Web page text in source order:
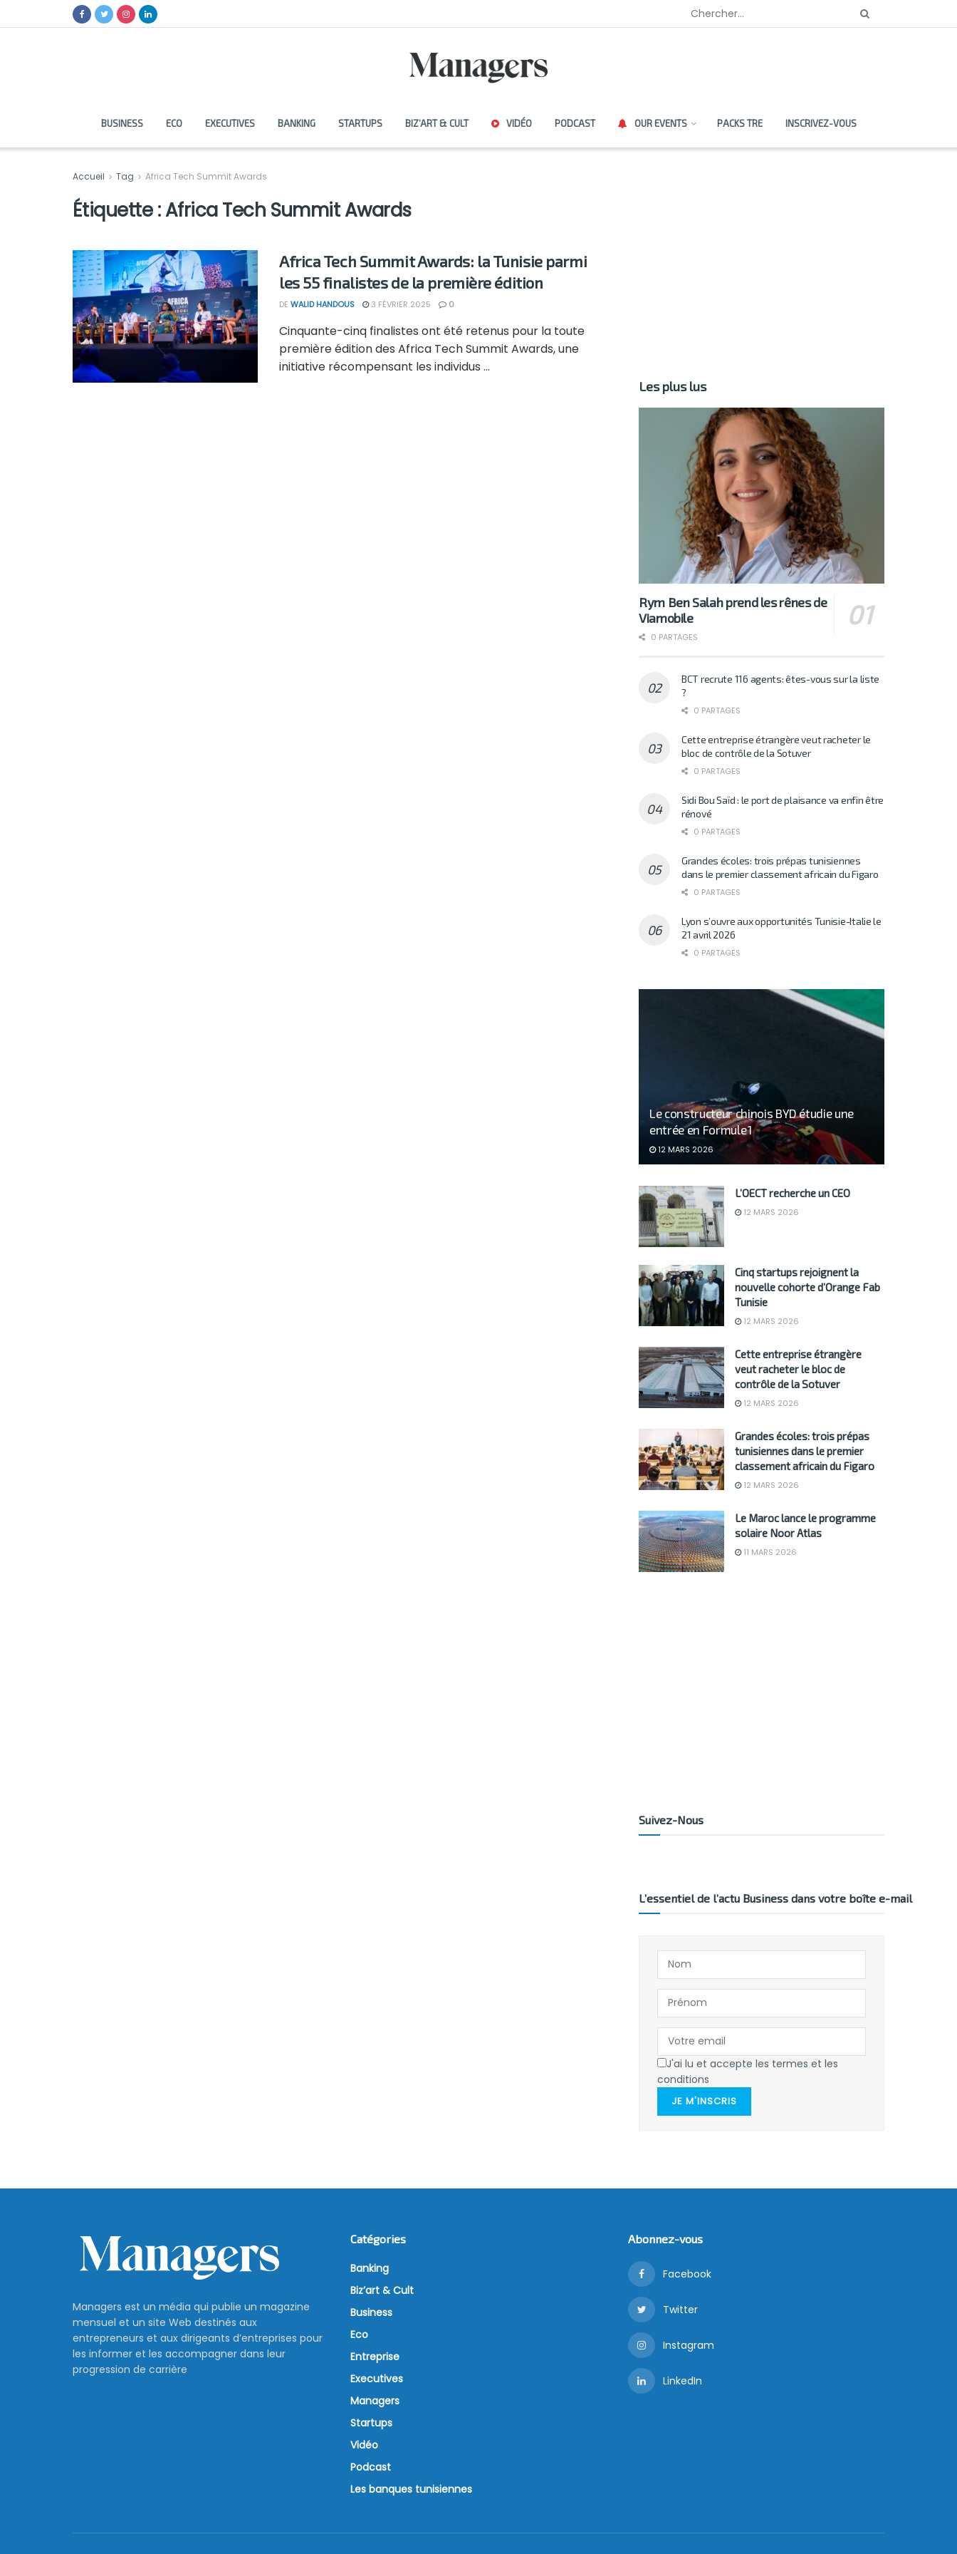
BUSINESS ECO EXECUTIVES BANKING STARTUPS BIZ’ART & CULT VIDÉO PODCAST OUR EVENTS PACKS TRE INSCRIVEZ-VOUS
Accueil Tag Africa Tech Summit Awards
Étiquette :Africa Tech Summit Awards
Africa Tech Summit Awards: la Tunisie parmi
les 55 finalistes de la première édition
DE WALID HANDOUS 3 FÉVRIER 2025 0
Cinquante-cinq finalistes ont été retenus pour la toute
première édition des Africa Tech Summit Awards, une
initiative récompensant les individus ...
Les plus lus
Rym Ben Salah prend les rênes de
Viamobile
0 PARTAGES
BCT recrute 116 agents: êtes-vous sur la liste
?
0 PARTAGES
Cette entreprise étrangère veut racheter le
bloc de contrôle de la Sotuver
0 PARTAGES
Sidi Bou Saïd : le port de plaisance va enfin être
rénové
0 PARTAGES
Grandes écoles: trois prépas tunisiennes
dans le premier classement africain du Figaro
0 PARTAGES
Lyon s’ouvre aux opportunités Tunisie-Italie le
21 avril 2026
0 PARTAGES
Le constructeur chinois BYD étudie une
entrée en Formule 1
12 MARS 2026
L’OECT recherche un CEO
12 MARS 2026
Cinq startups rejoignent la
nouvelle cohorte d’Orange Fab
Tunisie
12 MARS 2026
Cette entreprise étrangère
veut racheter le bloc de
contrôle de la Sotuver
12 MARS 2026
Grandes écoles: trois prépas
tunisiennes dans le premier
classement africain du Figaro
12 MARS 2026
Le Maroc lance le programme
solaire Noor Atlas
11 MARS 2026
Suivez-Nous
L’essentiel de l’actu Business dans votre boîte e-mail
J'ai lu et accepte les termes et les
conditions
JE M'INSCRIS
Managers est un média qui publie un magazine
mensuel et un site Web destinés aux
entrepreneurs et aux dirigeants d’entreprises pour
les informer et les accompagner dans leur
progression de carrière
Catégories
Banking
Biz’art & Cult
Business
Eco
Entreprise
Executives
Managers
Startups
Vidéo
Podcast
Les banques tunisiennes
Abonnez-vous
Facebook
Twitter
Instagram
LinkedIn